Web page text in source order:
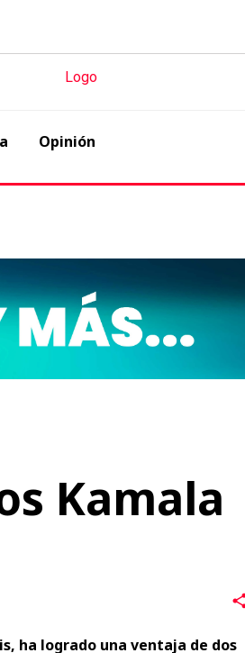
Opinión
Kamala
ha logrado una ventaja de dos